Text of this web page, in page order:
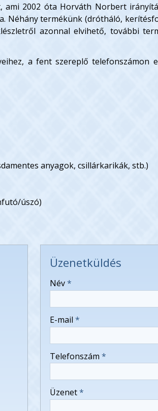
2002 óta Horváth Norbert
Néhány termékünk (drótháló,
azonnal elvihető, további
a fent szereplő telefonszámon
anyagok, csillárkarikák, stb.)
úszó)
Üzenetküldés
-
Név*
E-mail *
Telefonszám *
Üzenet*